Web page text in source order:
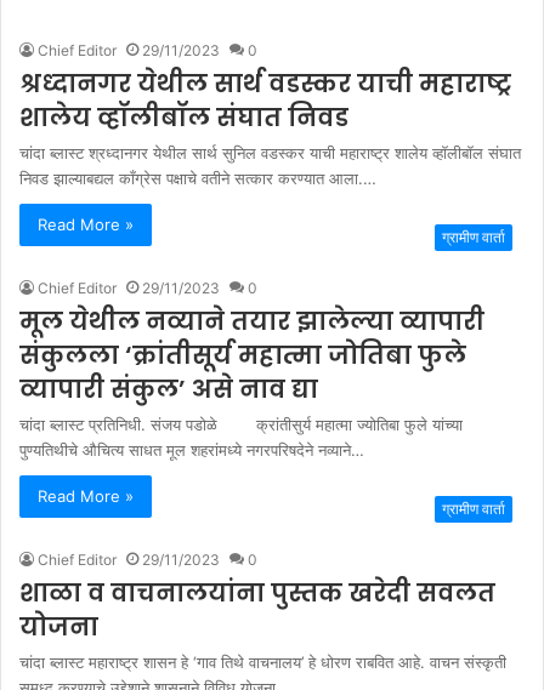
Chief Editor 29/11/2023 0
श्रध्दानगर येथील सार्थ वडस्कर याची महाराष्ट्र
शालेय व्हॉलीबॉल संघात निवड
चांदा ब्लास्ट श्रध्दानगर येथील सार्थ सुनिल वडस्कर याची महाराष्ट्र शालेय व्हॉलीबॉल संघात
निवड झाल्याबद्यल काँग्रेस पक्षाचे वतीने सत्कार करण्यात आला.…
Read More »
ग्रामीण वार्ता
Chief Editor 29/11/2023 0
मूल येथील नव्याने तयार झालेल्या व्यापारी
संकुलला ‘क्रांतीसूर्य महात्मा जोतिबा फुले
व्यापारी संकुल’ असे नाव द्या
चांदा ब्लास्ट प्रतिनिधी. संजय पडोळे क्रांतीसुर्य महात्मा ज्योतिबा फुले यांच्या
पुण्यतिथीचे औचित्य साधत मूल शहरांमध्ये नगरपरिषदेने नव्याने…
Read More »
ग्रामीण वार्ता
Chief Editor 29/11/2023 0
शाळा व वाचनालयांना पुस्तक खरेदी सवलत
योजना
चांदा ब्लास्ट महाराष्ट्र शासन हे ‘गाव तिथे वाचनालय’ हे धोरण राबवित आहे. वाचन संस्कृती